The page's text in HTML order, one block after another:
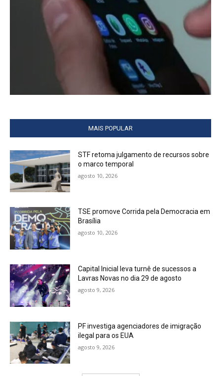
MAIS POPULAR
STF retoma julgamento de recursos sobre
o marco temporal
agosto 10, 2026
TSE promove Corrida pela Democracia em
Brasília
agosto 10, 2026
Capital Inicial leva turnê de sucessos a
Lavras Novas no dia 29 de agosto
agosto 9, 2026
PF investiga agenciadores de imigração
ilegal para os EUA
agosto 9, 2026